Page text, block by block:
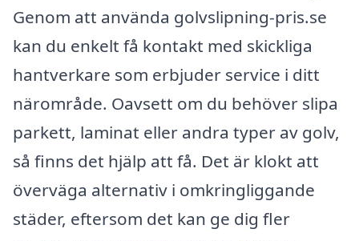
Genom att använda golvslipning-pris.se
kan du enkelt få kontakt med skickliga
hantverkare som erbjuder service i ditt
närområde. Oavsett om du behöver slipa
parkett, laminat eller andra typer av golv,
så finns det hjälp att få. Det är klokt att
överväga alternativ i omkringliggande
städer, eftersom det kan ge dig fler